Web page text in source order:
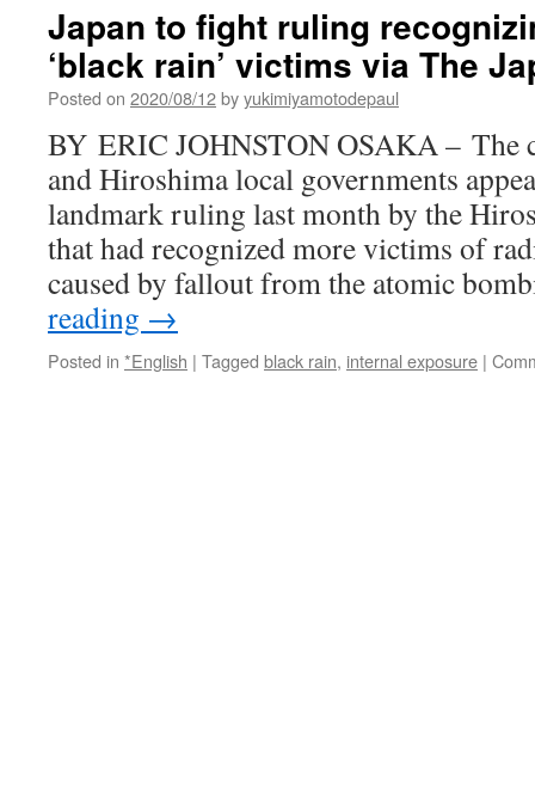
Japan to fight ruling
‘black rain’ victims via The
Posted on 2020/08/12byyukimiyamotodepaul
BY ERIC JOHNSTON OSAKA – The
and Hiroshima local governments
landmark ruling last month by the
that had recognized more victims of
caused by fallout from the atomic
reading →
Posted in *English | Tagged black rain, internal exposure |